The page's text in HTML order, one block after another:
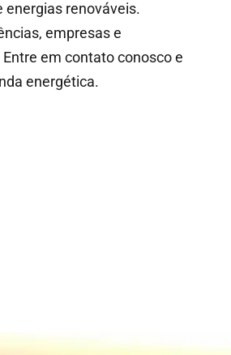
energias renováveis.
empresas e
em contato conosco e
energética.